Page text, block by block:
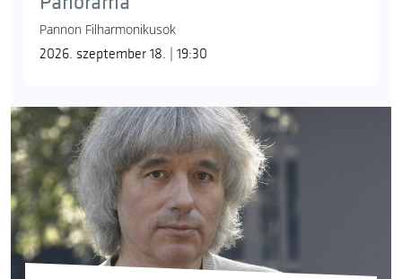
Pannon Filharmonikusok
2026. szeptember 18. | 19:30